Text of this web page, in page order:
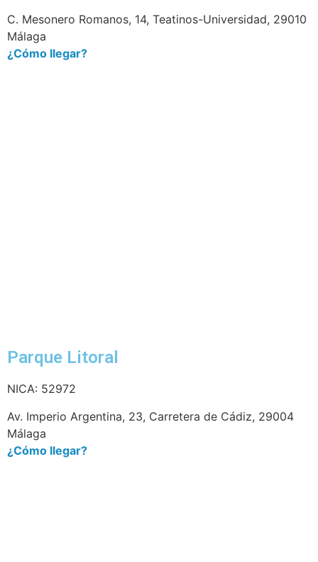
C. Mesonero Romanos, 14, Teatinos-Universidad, 29010
Málaga
¿Cómo llegar?
Parque Litoral
NICA: 52972
Av. Imperio Argentina, 23, Carretera de Cádiz, 29004
Málaga
¿Cómo llegar?